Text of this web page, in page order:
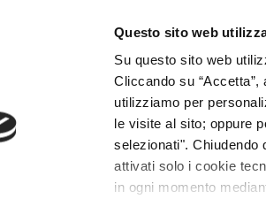
Questo sito web
Su questo sito web
Cliccando su
utilizziamo per
le visite al sito; oppure
selezionati". Chiudendo
attivati solo i cookie
in ogni momento
C.F./P.IVA 03603030275 - Reg. Imp. di Venezia n.